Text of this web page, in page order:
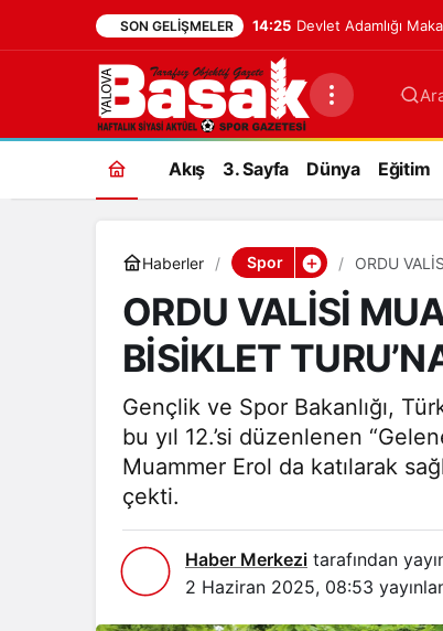
SON GELIŞMELER 14:25 Devlet Adamlığı
Akış 3. Sayfa Dünya Eğitim
Haberler Spor ORDU
ORDU VALİSİ
BİSİKLET
Gençlik ve Spor Bakanlığı,
bu yıl 12.’si düzenlenen
Muammer Erol da katılarak
çekti.
Haber Merkezi tarafından
2 Haziran 2025, 08:53